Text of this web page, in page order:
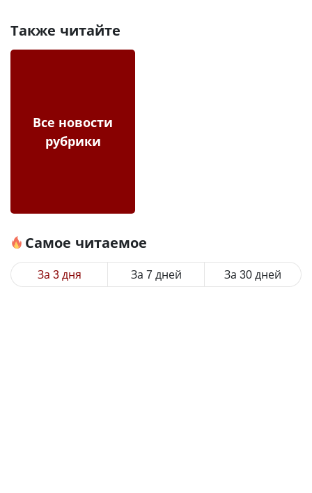
Также читайте
Все новости
рубрики
Самое читаемое
За 3 дня За 7 дней За 30 дней